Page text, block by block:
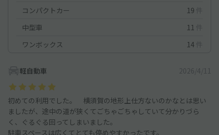
コンパクトカー
19 件
中型車
11 件
ワンボックス
14 件
軽自動車 2026/4/11
初めての利用でした。 横須賀の地形上仕方ないのかなとは思い
ましたが、途中の道が狭くてごちゃごちゃしていて分かりづら
く、ぐるぐる回ってしまいました。
駐車スペースは広くてとても停めやすかったです。